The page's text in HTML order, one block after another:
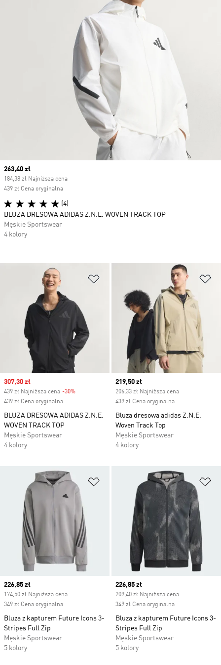
Dodaj do listy życzeń
Sale price
307,30 zł
439 zł Najniższa cena -30%
439 zł Cena oryginalna
BLUZA DRESOWA ADIDAS Z.N.E.
WOVEN TRACK TOP
Męskie Sportswear
4 kolory
Current price
219,50 zł
206,33 zł Najniższa cena
439 zł Cena oryginalna
Bluza dresowa adidas Z.N.E.
Woven Track Top
Męskie Sportswear
4 kolory
Dodaj do listy życzeń
Current price
226,85 zł
174,50 zł Najniższa cena
349 zł Cena oryginalna
Bluza z kapturem Future Icons 3-
Stripes Full Zip
Męskie Sportswear
5 kolory
Current price
226,85 zł
209,40 zł Najniższa cena
349 zł Cena oryginalna
Bluza z kapturem Future Icons 3-
Stripes Full Zip
Męskie Sportswear
5 kolory
Current price
263,40 zł
184,38 zł Najniższa cena
439 zł Cena oryginalna
(4)
BLUZA DRESOWA ADIDAS Z.N.E. WOVEN TRACK TOP
Męskie Sportswear
4 kolory